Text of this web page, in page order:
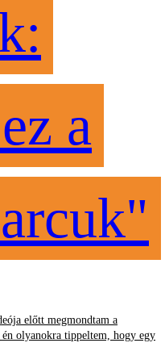
a
előtt megmondtam a
olyanokra tippeltem, hogy egy